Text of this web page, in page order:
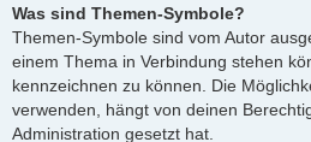
Was sind Themen-Symbole?
Themen-Symbole sind vom Autor
einem Thema in Verbindung stehen
kennzeichnen zu können. Die
verwenden, hängt von deinen
Administration gesetzt hat.